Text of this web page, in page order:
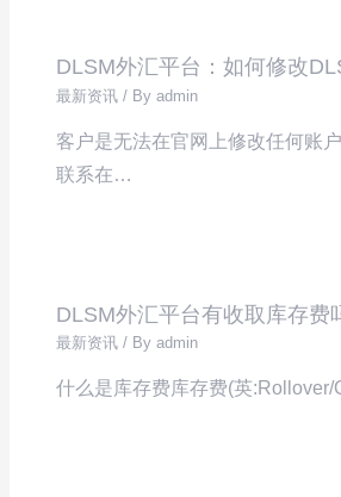
DLSM外汇平台：如何修改
最新资讯 / Byadmin
客户是无法在官网上修改任何账
联系在…
DLSM外汇平台有收取库存费
最新资讯 / Byadmin
什么是库存费库存费(英